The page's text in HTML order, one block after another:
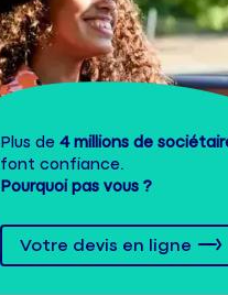
Plus de 4 millions de
font confiance.
Pourquoi pas vous ?
Votre devis en ligne